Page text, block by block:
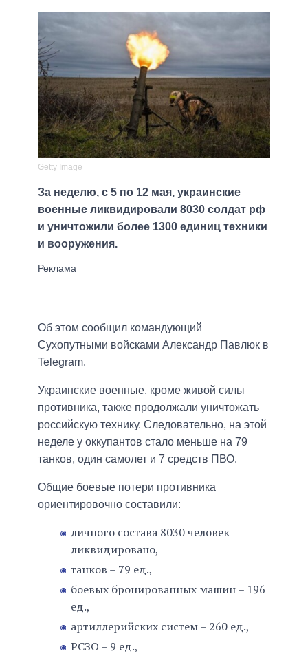
Getty Image
За неделю, с 5 по 12 мая, украинские
военные ликвидировали 8030 солдат рф
и уничтожили более 1300 единиц техники
и вооружения.
Об этом сообщил командующий
Сухопутными войсками Александр Павлюк в
Telegram.
Украинские военные, кроме живой силы
противника, также продолжали уничтожать
российскую технику. Следовательно, на этой
неделе у оккупантов стало меньше на 79
танков, один самолет и 7 средств ПВО.
Общие боевые потери противника
ориентировочно составили:
личного состава 8030 человек
ликвидировано,
танков – 79 ед.,
боевых бронированных машин – 196
ед.,
артиллерийских систем – 260 ед.,
РСЗО – 9 ед.,